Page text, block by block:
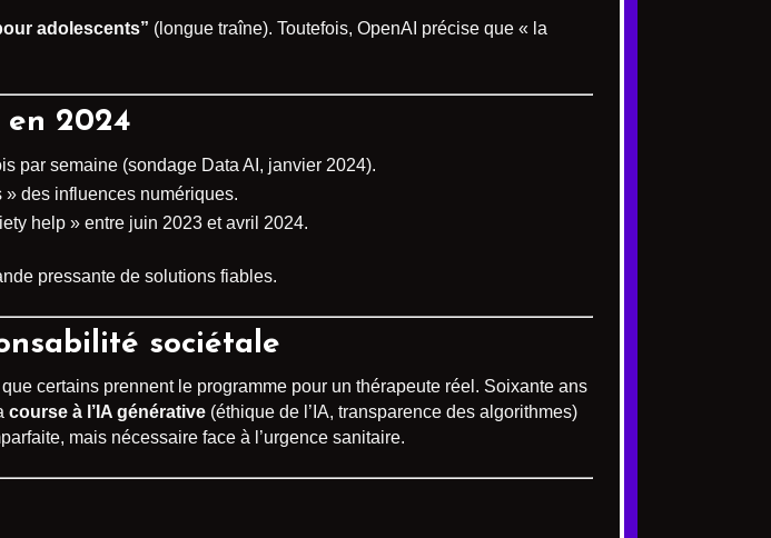
adolescents” (longue traîne). Toutefois, OpenAI précise que « la
2024
par semaine (sondage Data AI, janvier 2024).
des influences numériques.
help » entre juin 2023 et avril 2024.
pressante de solutions fiables.
sociétale
certains prennent le programme pour un thérapeute réel. Soixante ans
course à l’IA générative (éthique de l’IA, transparence des algorithmes)
mais nécessaire face à l’urgence sanitaire.